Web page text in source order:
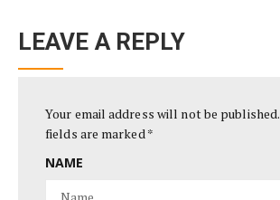
LEAVE A REPLY
Your email address will not be published.
fields are marked *
NAME